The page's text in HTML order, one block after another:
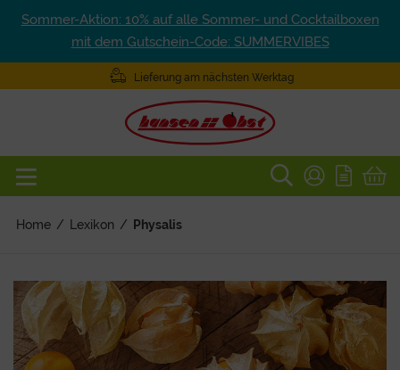
Sommer-Aktion: 10% auf alle Sommer- und Cocktailboxen
mit dem Gutschein-Code: SUMMERVIBES
Lieferung am nächsten Werktag
Home / Lexikon / Physalis